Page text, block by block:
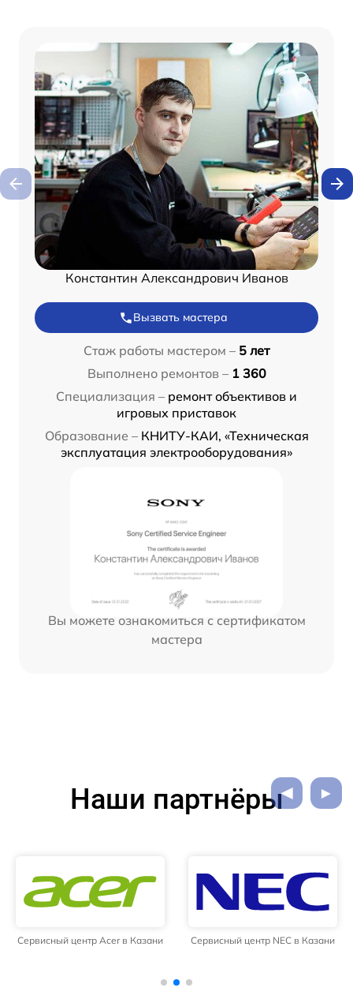
Константин Александрович Иванов
Вызвать мастера
Стаж работы мастером – 5 лет
Выполнено ремонтов – 1 360
Специализация – ремонт объективов и
игровых приставок
Образование – КНИТУ-КАИ, «Техническая
эксплуатация электрооборудования»
Вы можете ознакомиться с сертификатом
мастера
Наши партнёры
Сервисный центр Acer в Казани Сервисный центр NEC в Казани